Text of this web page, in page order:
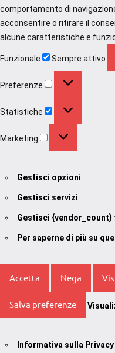
comportamento di
acconsentire o ritirare il
alcune caratteristiche e
Funzionale Sempre attivo
Preferenze
Statistiche
Marketing
Gestisci opzioni
Gestisci servizi
Gestisci
Per saperne di più su
Accetta Nega
Salva preferenze
Informativa sulla